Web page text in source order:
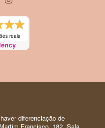
reais
diferenciação de